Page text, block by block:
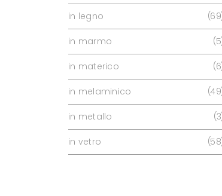
in legno 69
in marmo 5
in materico 6
in melaminico 49
in metallo 3
in vetro 58